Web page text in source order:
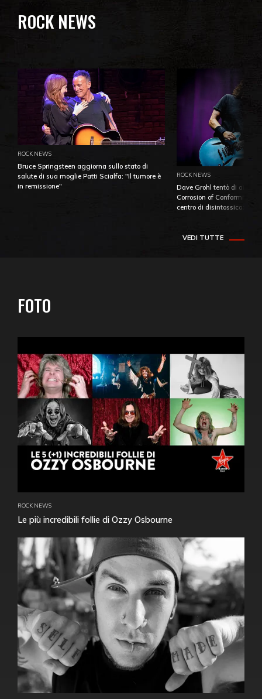
ROCK NEWS
ROCK NEWS
Bruce Springsteen aggiorna sullo stato di
salute di sua moglie Patti Scialfa: "Il tumore è
in remissione"
ROCK NEWS
Dave Grohl tentò di
Corrosion of Conformity
centro di
VEDI TUTTE
FOTO
ROCK NEWS
Le più incredibili follie di Ozzy Osbourne